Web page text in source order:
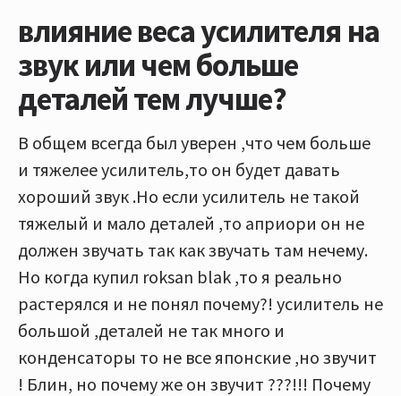
влияние веса усилителя на
звук или чем больше
деталей тем лучше?
В общем всегда был уверен ,что чем больше
и тяжелее усилитель,то он будет давать
хороший звук .Но если усилитель не такой
тяжелый и мало деталей ,то априори он не
должен звучать так как звучать там нечему.
Но когда купил roksan blak ,то я реально
растерялся и не понял почему?! усилитель не
большой ,деталей не так много и
конденсаторы то не все японские ,но звучит
! Блин, но почему же он звучит ???!!! Почему